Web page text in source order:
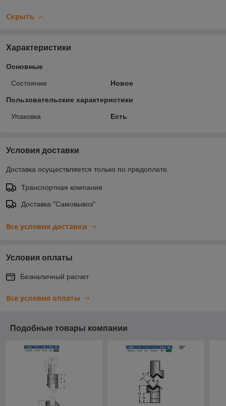
Скрыть
Характеристики
Основные
Состояние Новое
Пользовательские характеристики
Упаковка Есть
Условия доставки
Доставка осуществляется только по предоплате.
Транспортная компания
Доставка "Самовывоз"
Все условия доставки
Условия оплаты
Безналичный расчет
Все условия оплаты
Подобные товары компании